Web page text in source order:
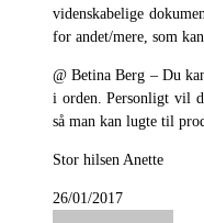
videnskabelige
for andet/mere, som
@ Betina Berg – Du
i orden. Personligt vil
så man kan lugte til
Stor hilsen Anette
26/01/2017